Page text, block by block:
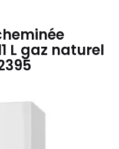
L gaz naturel